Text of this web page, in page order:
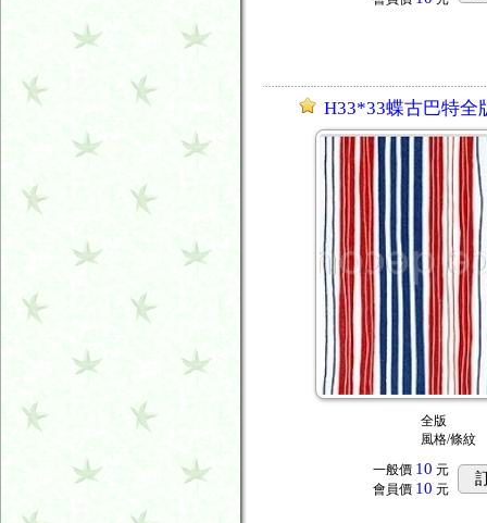
H33*33蝶古巴特全
全版
風格/條紋
一般價 10 元
會員價 10 元